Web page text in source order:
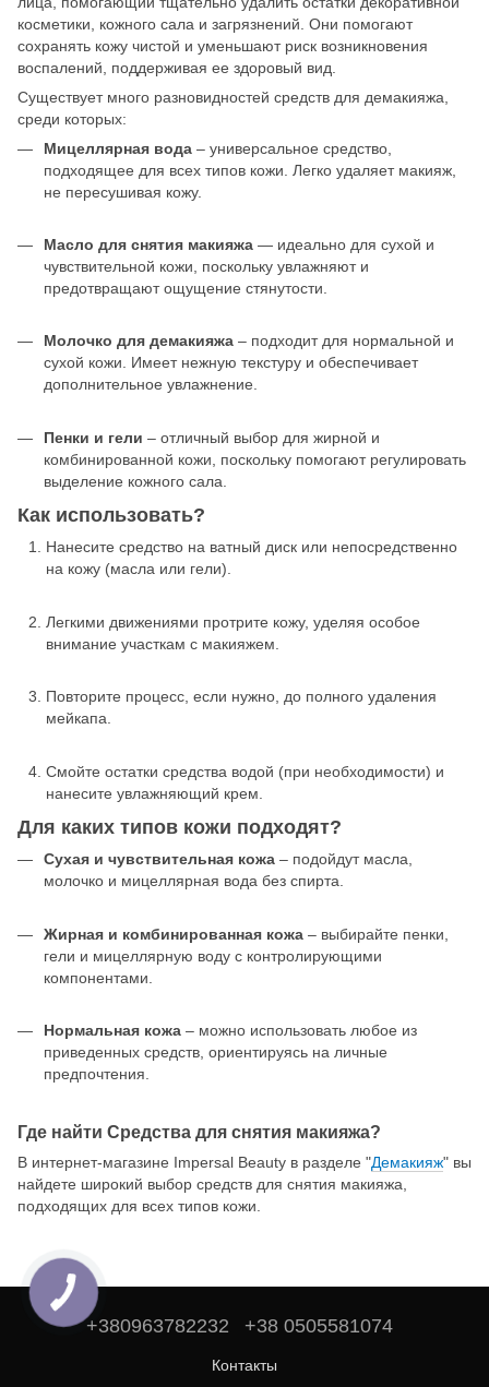
косметики, кожного сала и загрязнений. Они помогают
сохранять кожу чистой и уменьшают риск возникновения
воспалений, поддерживая ее здоровый вид.
Существует много разновидностей средств для демакияжа,
среди которых:
Мицеллярная вода – универсальное средство,
подходящее для всех типов кожи. Легко удаляет макияж,
не пересушивая кожу.
Масло для снятия макияжа — идеально для сухой и
чувствительной кожи, поскольку увлажняют и
предотвращают ощущение стянутости.
Молочко для демакияжа – подходит для нормальной и
сухой кожи. Имеет нежную текстуру и обеспечивает
дополнительное увлажнение.
Пенки и гели – отличный выбор для жирной и
комбинированной кожи, поскольку помогают регулировать
выделение кожного сала.
Как использовать?
Нанесите средство на ватный диск или непосредственно
на кожу (масла или гели).
Легкими движениями протрите кожу, уделяя особое
внимание участкам с макияжем.
Повторите процесс, если нужно, до полного удаления
мейкапа.
Смойте остатки средства водой (при необходимости) и
нанесите увлажняющий крем.
Для каких типов кожи подходят?
Сухая и чувствительная кожа – подойдут масла,
молочко и мицеллярная вода без спирта.
Жирная и комбинированная кожа – выбирайте пенки,
гели и мицеллярную воду с контролирующими
компонентами.
Нормальная кожа – можно использовать любое из
приведенных средств, ориентируясь на личные
предпочтения.
Где найти Средства для снятия макияжа?
В интернет-магазине Impersal Beauty в разделе "Демакияж" вы
найдете широкий выбор средств для снятия макияжа,
подходящих для всех типов кожи.
+380963782232 +38 0505581074
Контакты